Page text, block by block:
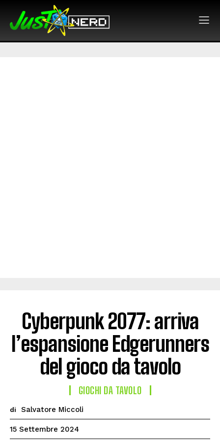
Cyberpunk 2077: arriva
l’espansione Edgerunners
del gioco da tavolo
GIOCHI DA TAVOLO
di Salvatore Miccoli
15 Settembre 2024